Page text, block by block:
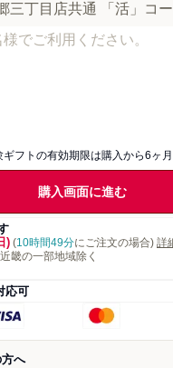
三丁目店共通 「活」コ
でご利用ください。
ギフトの有効期限は購入から6ヶ月
購入画面に進む
) (10時間49分にご注文の場合) 詳
畿の一部地域除く
応可
へ